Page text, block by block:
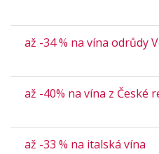
až -34 % na vína odrůdy
až -40% na vína z České
až -33 % na italská vína